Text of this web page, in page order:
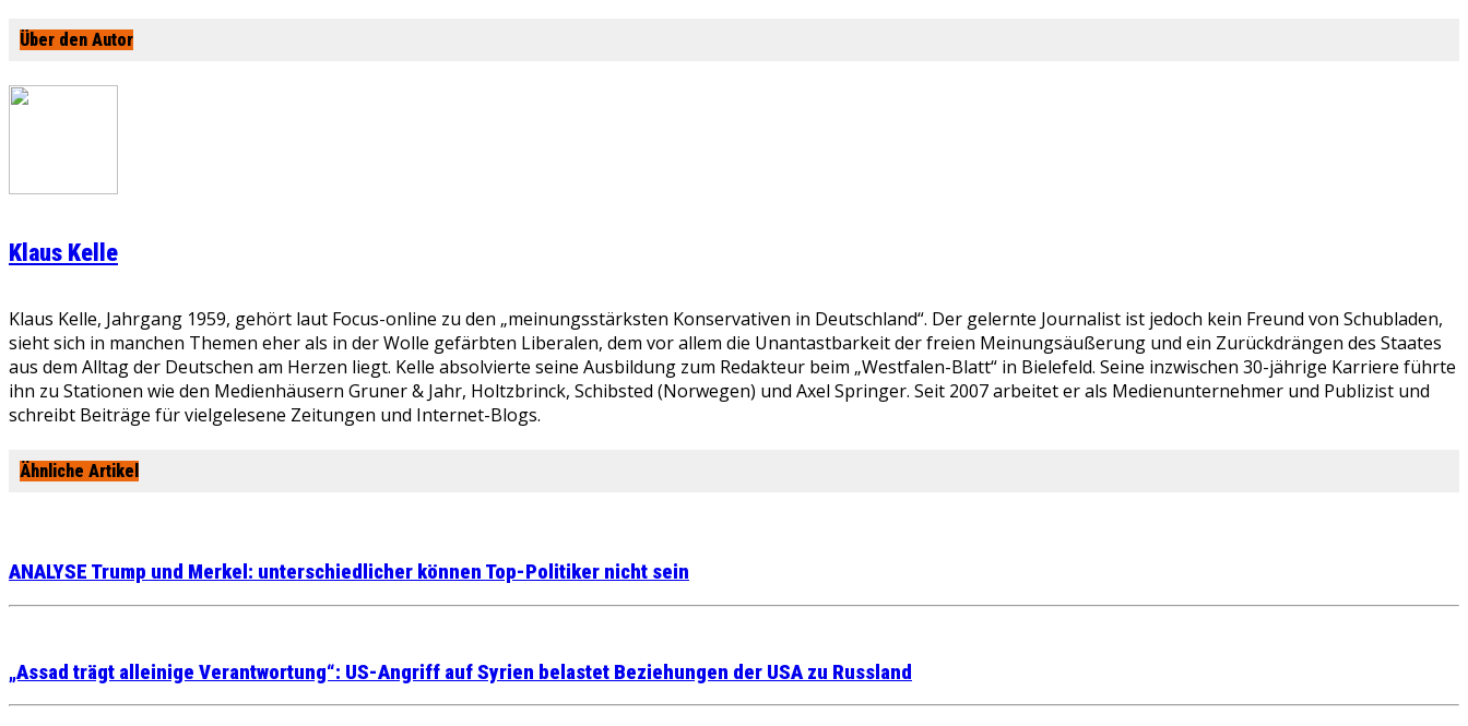
Über den Autor
Klaus Kelle
Klaus Kelle, Jahrgang 1959, gehört laut Focus-online zu den „meinungsstärksten Konservativen in Deutschland“. Der gelernte Journalist ist jedoch kein Freund von Schubladen,
sieht sich in manchen Themen eher als in der Wolle gefärbten Liberalen, dem vor allem die Unantastbarkeit der freien Meinungsäußerung und ein Zurückdrängen des Staates
aus dem Alltag der Deutschen am Herzen liegt. Kelle absolvierte seine Ausbildung zum Redakteur beim „Westfalen-Blatt“ in Bielefeld. Seine inzwischen 30-jährige Karriere führte
ihn zu Stationen wie den Medienhäusern Gruner & Jahr, Holtzbrinck, Schibsted (Norwegen) und Axel Springer. Seit 2007 arbeitet er als Medienunternehmer und Publizist und
schreibt Beiträge für vielgelesene Zeitungen und Internet-Blogs.
Ähnliche Artikel
ANALYSE Trump und Merkel: unterschiedlicher können Top-Politiker nicht sein
„Assad trägt alleinige Verantwortung“: US-Angriff auf Syrien belastet Beziehungen der USA zu Russland